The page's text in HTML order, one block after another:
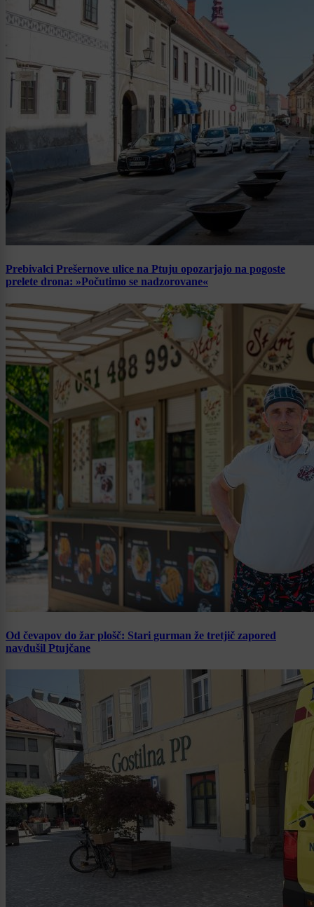
Prebivalci Prešernove ulice na Ptuju opozarjajo na pogoste
prelete drona: »Počutimo se nadzorovane«
Od čevapov do žar plošč: Stari gurman že tretjič zapored
navdušil Ptujčane